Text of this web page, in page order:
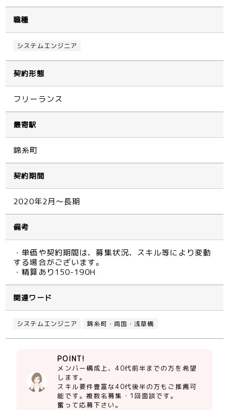
職種
システムエンジニア
契約形態
フリーランス
最寄駅
錦糸町
契約期間
2020年2月～長期
備考
・単価や契約期間は、募集状況、スキル等により変動
する場合がございます。
・精算あり150-190H
関連ワード
システムエンジニア 錦糸町・両国・浅草橋
POINT!
メンバー構成上、40代前半までの方を希望
します。
スキル要件豊富な40代後半の方もご推薦可
能です。複数名募集・1回面談です。
奮って応募下さい。